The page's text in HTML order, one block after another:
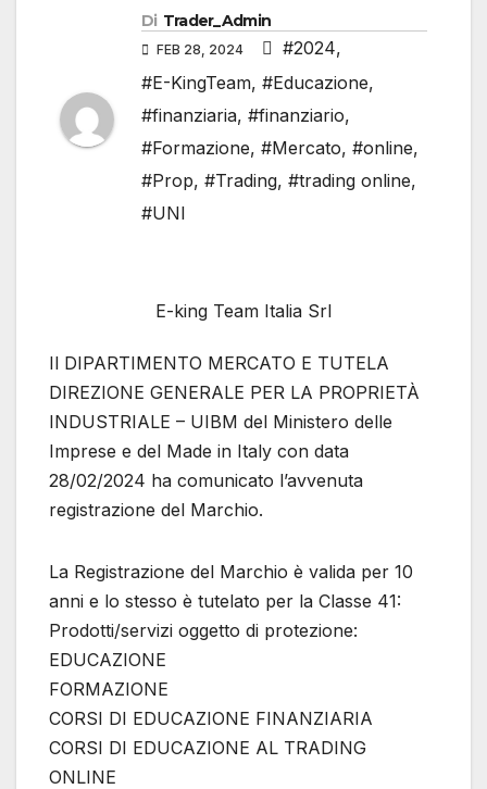
Di Trader_Admin
FEB 28, 2024 #2024,
#E-KingTeam, #Educazione,
#finanziaria, #finanziario,
#Formazione, #Mercato, #online,
#Prop, #Trading, #trading online,
#UNI
E-king Team Italia Srl
Il DIPARTIMENTO MERCATO E TUTELA
DIREZIONE GENERALE PER LA PROPRIETÀ
INDUSTRIALE – UIBM del Ministero delle
Imprese e del Made in Italy con data
28/02/2024 ha comunicato l’avvenuta
registrazione del Marchio.
La Registrazione del Marchio è valida per 10
anni e lo stesso è tutelato per la Classe 41:
Prodotti/servizi oggetto di protezione:
EDUCAZIONE
FORMAZIONE
CORSI DI EDUCAZIONE FINANZIARIA
CORSI DI EDUCAZIONE AL TRADING
ONLINE